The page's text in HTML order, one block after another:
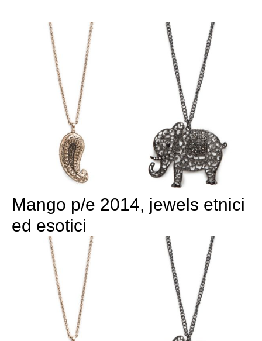
Mango p/e 2014, jewels etnici
ed esotici